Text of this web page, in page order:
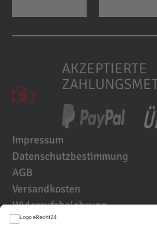
AKZEPTIERTE
Impressum
Datenschutzbestimmung
AGB
Versandkosten
Widerrufsbelehrung
Kundenbewertungen